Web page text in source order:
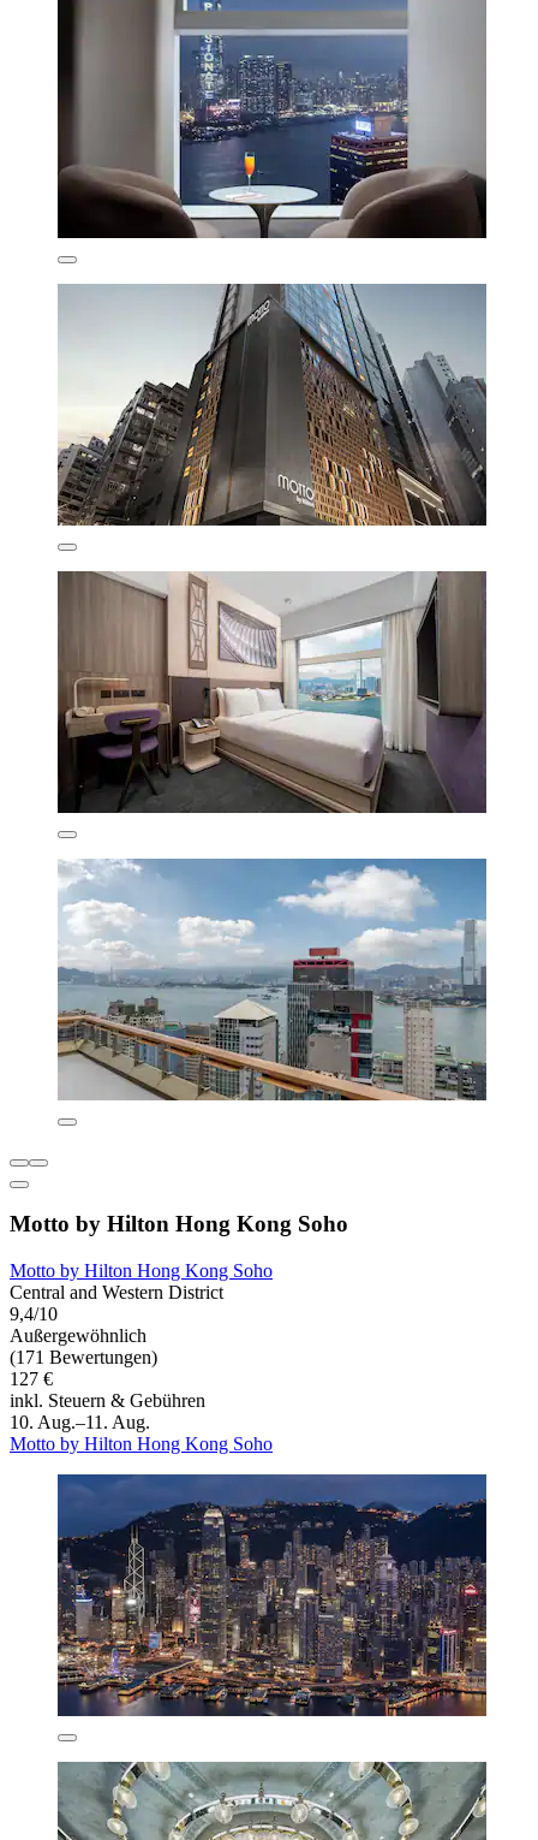
Motto by Hilton Hong Kong Soho
Motto by Hilton Hong Kong Soho
Central and Western District
9,4/10
Außergewöhnlich
(171 Bewertungen)
127 €
inkl. Steuern & Gebühren
10. Aug.–11. Aug.
Motto by Hilton Hong Kong Soho